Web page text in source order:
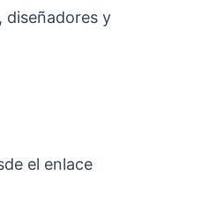
diseñadores y
el enlace